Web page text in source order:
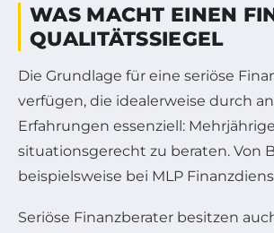
WAS MACHT EINEN
QUALITÄTSSIEGEL
Die Grundlage für eine seriöse
verfügen, die idealerweise durch
Erfahrungen essenziell:
situationsgerecht zu beraten. Von
beispielsweise bei MLP
Seriöse Finanzberater besitzen